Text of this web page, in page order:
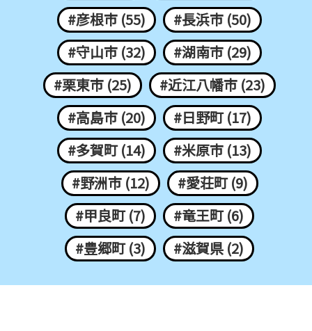
#彦根市 (55)
#長浜市 (50)
#守山市 (32)
#湖南市 (29)
#栗東市 (25)
#近江八幡市 (23)
#高島市 (20)
#日野町 (17)
#多賀町 (14)
#米原市 (13)
#野洲市 (12)
#愛荘町 (9)
#甲良町 (7)
#竜王町 (6)
#豊郷町 (3)
#滋賀県 (2)